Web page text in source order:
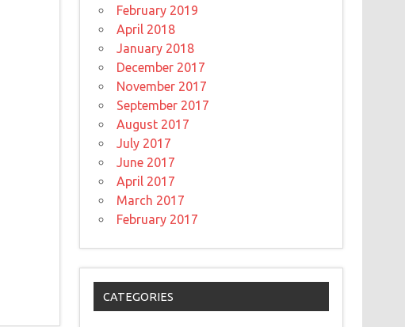
February 2019
April 2018
January 2018
December 2017
November 2017
September 2017
August 2017
July 2017
June 2017
April 2017
March 2017
February 2017
CATEGORIES